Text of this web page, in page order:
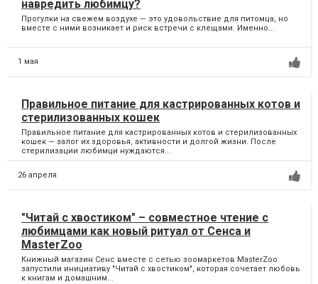
навредить любимцу?
Прогулки на свежем воздухе — это удовольствие для питомца, но
вместе с ними возникает и риск встречи с клещами. Именно...
1 мая
Правильное питание для кастрированных котов и
стерилизованных кошек
Правильное питание для кастрированных котов и стерилизованных
кошек — залог их здоровья, активности и долгой жизни. После
стерилизации любимци нуждаются...
26 апреля
"Читай с хвостиком" – совместное чтение с
любимцами как новый ритуал от Сенса и
MasterZoo
Книжный магазин Сенс вместе с сетью зоомаркетов MasterZoo
запустили инициативу "Читай с хвостиком", которая сочетает любовь
к книгам и домашним...